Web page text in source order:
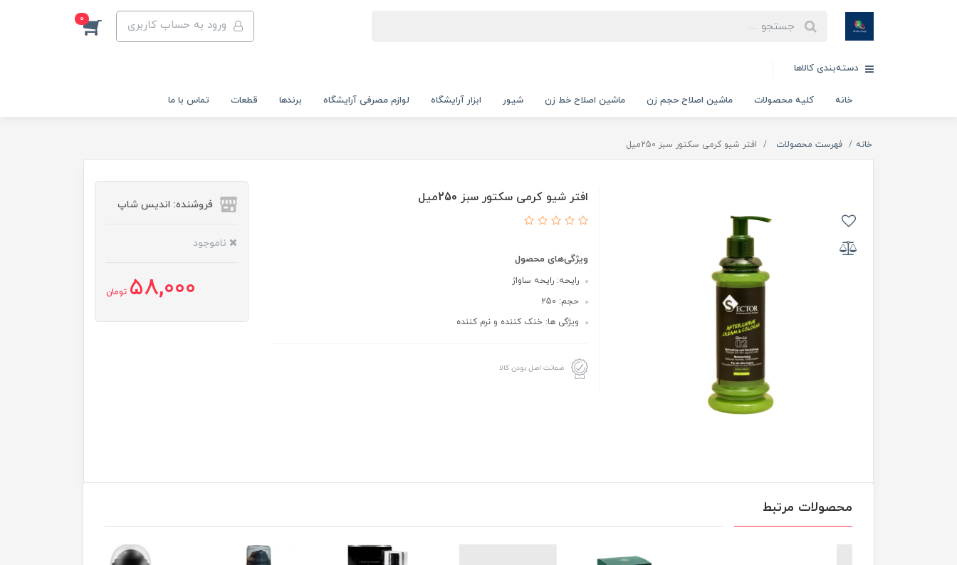
ورود به حساب کاربری 0
دسته‌بندی کالاها
خانه کلیه محصولات ماشین اصلاح حجم زن ماشین اصلاح خط زن شیور ابزار آرایشگاه لوازم مصرفی آرایشگاه برندها قطعات تماس با ما
خانه فهرست محصولات افتر شیو کرمی سکتور سبز 250میل
افتر شیو کرمی سکتور سبز 250میل
ویژگی‌های محصول
رایحه: رایحه ساواژ
حجم: 250
ویژگی ها: خنک کننده و نرم کننده
ضمانت اصل بودن کالا
فروشنده: اندیس شاپ
ناموجود
58,000 تومان
محصولات مرتبط